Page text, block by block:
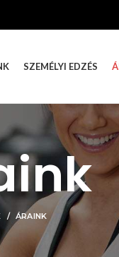
SZEMÉLYI EDZÉS
ÁRAINK